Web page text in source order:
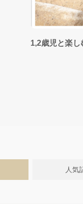
1,2歳児と楽
人気